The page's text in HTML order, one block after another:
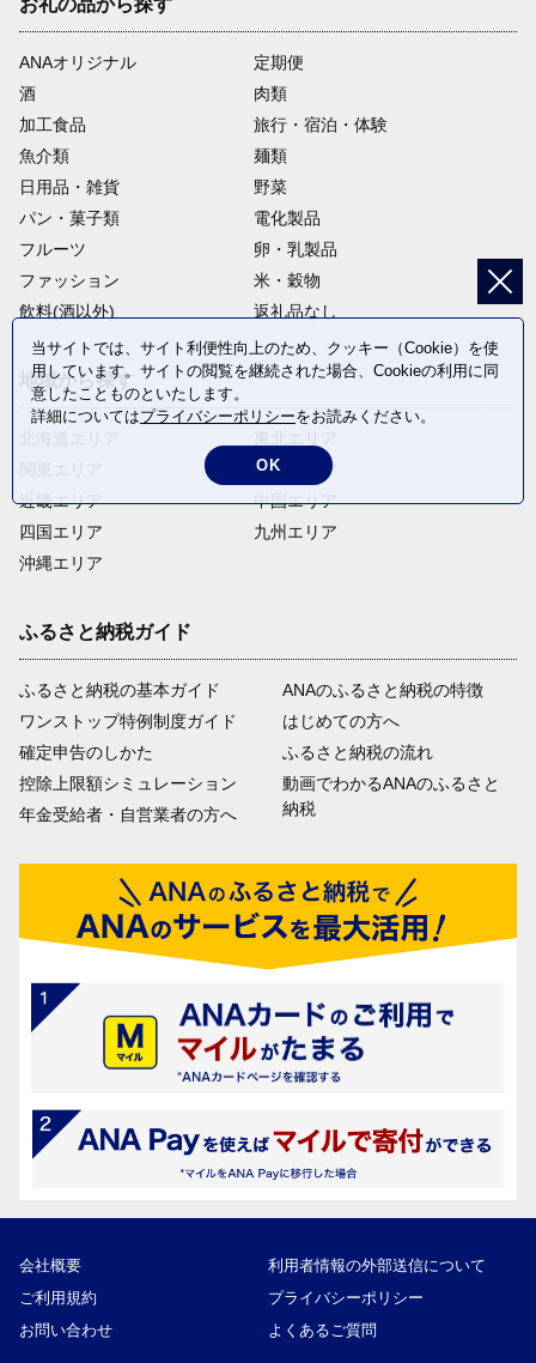
お礼の品から探す
ANAオリジナル
定期便
酒
肉類
加工食品
旅行・宿泊・体験
魚介類
麺類
日用品・雑貨
野菜
パン・菓子類
電化製品
フルーツ
卵・乳製品
ファッション
米・穀物
飲料(酒以外)
返礼品なし
地域から探す
近畿エリア
四国エリア
沖縄エリア
中部エリア
中国エリア
九州エリア
ふるさと納税ガイド
ふるさと納税の基本ガイド
ワンストップ特例制度ガイド
確定申告のしかた
控除上限額シミュレーション
年金受給者・自営業者の方へ
ANAのふるさと納税の特徴
はじめての方へ
ふるさと納税の流れ
動画でわかるANAのふるさと
納税
会社概要
利用者情報の外部送信について
ご利用規約
プライバシーポリシー
お問い合わせ
よくあるご質問
当サイトでは、サイト利便性向上のため、クッキー（Cookie）を使
用しています。サイトの閲覧を継続された場合、Cookieの利用に同
意したことものといたします。
詳細についてはプライバシーポリシーをお読みください。
OK